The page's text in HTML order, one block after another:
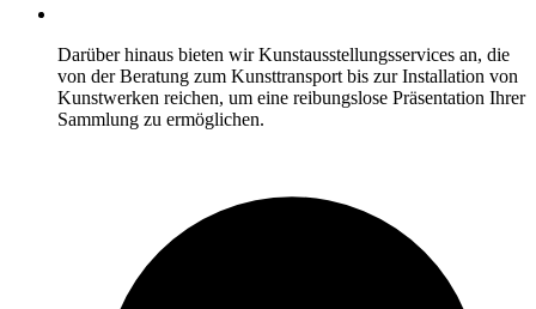
Darüber hinaus bieten wir Kunstausstellungsservices an, die
von der Beratung zum Kunsttransport bis zur Installation von
Kunstwerken reichen, um eine reibungslose Präsentation Ihrer
Sammlung zu ermöglichen.